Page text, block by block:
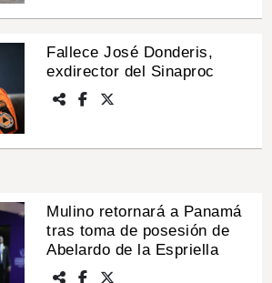
Fallece José Donderis,
exdirector del Sinaproc
Mulino retornará a Panamá
tras toma de posesión de
Abelardo de la Espriella